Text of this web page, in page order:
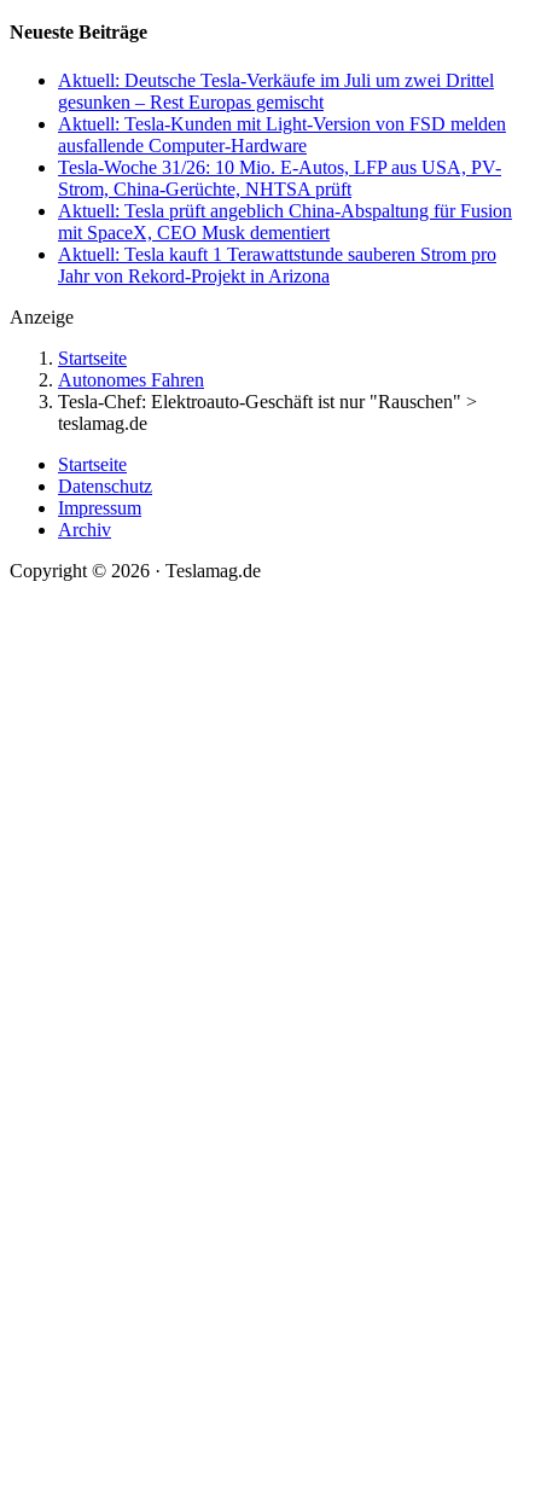
Neueste Beiträge
Aktuell: Deutsche Tesla-Verkäufe im Juli um zwei Drittel
gesunken – Rest Europas gemischt
Aktuell: Tesla-Kunden mit Light-Version von FSD melden
ausfallende Computer-Hardware
Tesla-Woche 31/26: 10 Mio. E-Autos, LFP aus USA, PV-
Strom, China-Gerüchte, NHTSA prüft
Aktuell: Tesla prüft angeblich China-Abspaltung für Fusion
mit SpaceX, CEO Musk dementiert
Aktuell: Tesla kauft 1 Terawattstunde sauberen Strom pro
Jahr von Rekord-Projekt in Arizona
Anzeige
Startseite
Autonomes Fahren
Tesla-Chef: Elektroauto-Geschäft ist nur "Rauschen" >
teslamag.de
Startseite
Datenschutz
Impressum
Archiv
Copyright © 2026 · Teslamag.de